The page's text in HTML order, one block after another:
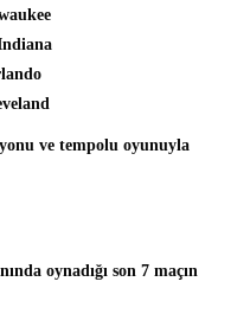
ve tempolu oyunuyla
oynadığı son 7 maçın